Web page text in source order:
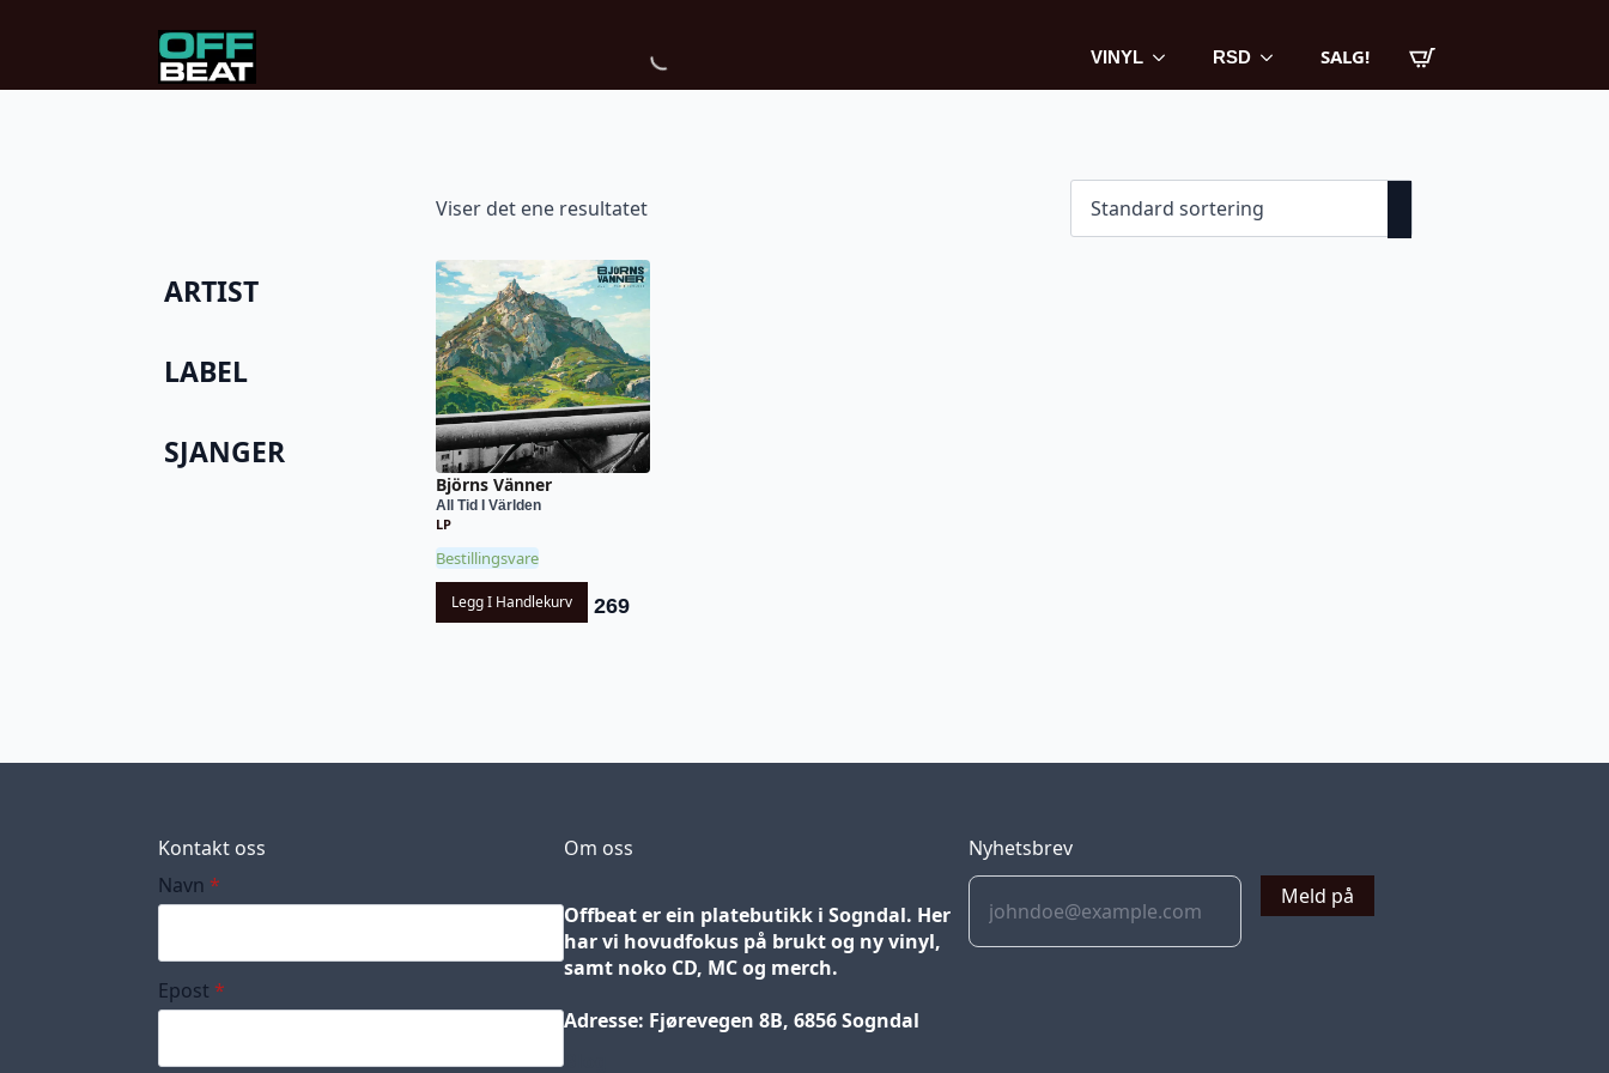
VINYL RSD SALG!
ARTIST
LABEL
SJANGER
Viser det ene resultatet
Björns Vänner
All Tid I Världen
LP
Bestillingsvare
Legg I Handlekurv 269
Kontakt oss
Navn *
Epost *
Om oss
Offbeat er ein platebutikk i Sogndal. Her
har vi hovudfokus på brukt og ny vinyl,
samt noko CD, MC og merch.
Adresse: Fjørevegen 8B, 6856 Sogndal
Blog
Nyhetsbrev
Meld på